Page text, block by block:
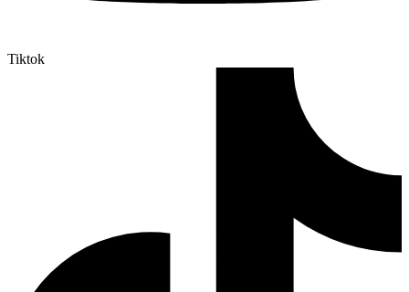
Tiktok